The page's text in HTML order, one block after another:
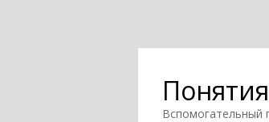
Вспомогательный